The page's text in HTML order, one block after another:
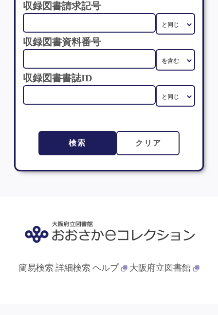
収録図書請求記号
収録図書資料番号
収録図書書誌ID
検索 クリア
簡易検索 詳細検索 ヘルプ 大阪府立図書館